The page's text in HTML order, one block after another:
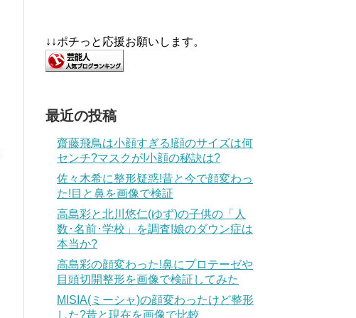
↓↓ポチっと応援お願いします。
最近の投稿
齋藤飛鳥は小顔すぎる!顔のサイズは何
センチ?マスクが!小顔の秘訣は?
佐々木希に整形疑惑!昔と今で顔変わっ
た!目と鼻を画像で検証
高島彩と北川悠仁(ゆず)の子供の「人
数･名前･学校」を調査!娘のダウン症は
本当か?
高島彩の顔変わった!鼻にプロテーゼや
目頭切開整形を画像で検証してみた
MISIA(ミーシャ)の顔変わったけど整形
した?昔と現在を画像で比較